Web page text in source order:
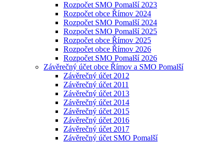
Rozpočet SMO Pomalší 2023
Rozpočet obce Římov 2024
Rozpočet SMO Pomalší 2024
Rozpočet SMO Pomalší 2025
Rozpočet obce Římov 2025
Rozpočet obce Římov 2026
Rozpočet SMO Pomalší 2026
Závěrečný účet obce Římov a SMO Pomalší
Závěrečný účet 2012
Závěrečný účet 2011
Závěrečný účet 2013
Závěrečný účet 2014
Závěrečný účet 2015
Závěrečný účet 2016
Závěrečný účet 2017
Závěrečný účet SMO Pomalší